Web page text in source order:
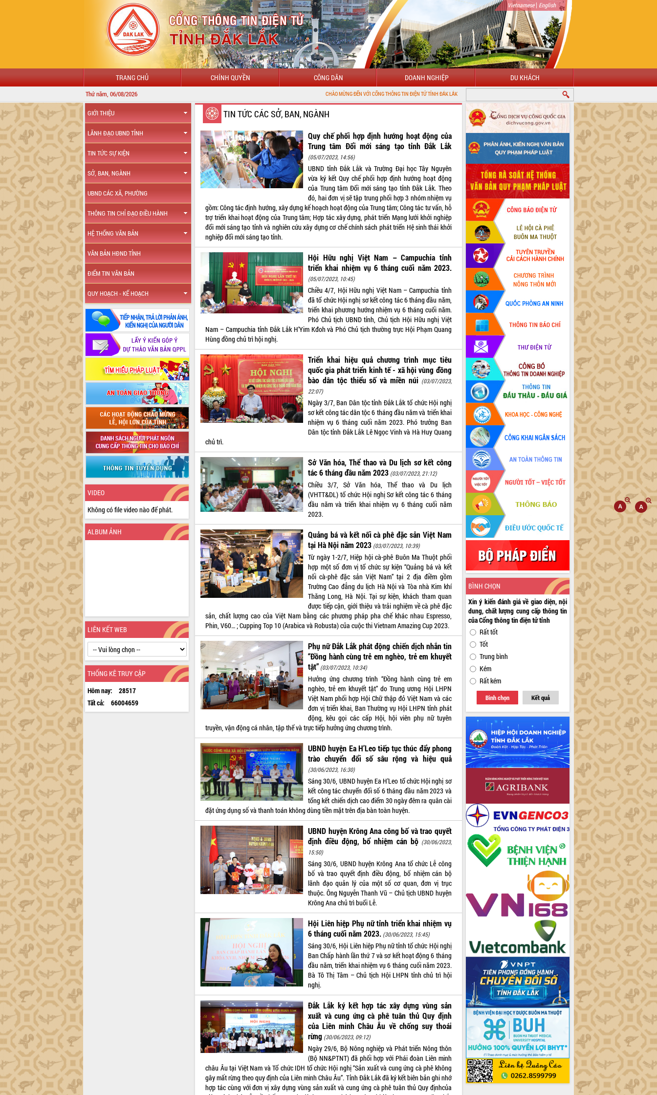
Vietnamese| English
TRANG CHỦ CHÍNH QUYỀN CÔNG DÂN DOANH NGHIỆP DU KHÁCH
Thứ năm, 06/08/2026 CHÀO MỪNG ĐẾN VỚI CỔNG THÔNG TIN ĐIỆN TỬ TỈNH ĐẮK LẮK
GIỚI THIỆU
LÃNH ĐẠO UBND TỈNH
TIN TỨC SỰ KIỆN
SỞ, BAN, NGÀNH
UBND CÁC XÃ, PHƯỜNG
THÔNG TIN CHỈ ĐẠO ĐIỀU HÀNH
HỆ THỐNG VĂN BẢN
VĂN BẢN HĐND TỈNH
ĐIỂM TIN VĂN BẢN
QUY HOẠCH - KẾ HOẠCH
VIDEO
Không có file video nào để phát.
ALBUM ẢNH
LIÊN KẾT WEB
THỐNG KÊ TRUY CẬP
Hôm nay:
28517
Tất cả:
66004659
TIN TỨC CÁC SỞ, BAN, NGÀNH
Quy chế phối hợp định hướng hoạt động của
Trung tâm Đổi mới sáng tạo tỉnh Đắk Lắk
(05/07/2023, 14:56)
UBND tỉnh Đắk Lắk và Trường Đại học Tây Nguyên
vừa ký kết Quy chế phối hợp định hướng hoạt động
của Trung tâm Đổi mới sáng tạo tỉnh Đắk Lắk. Theo
đó, hai đơn vị sẽ tập trung phối hợp 3 nhóm nhiệm vụ
gồm: Công tác định hướng, xây dựng kế hoạch hoạt động của Trung tâm; Công tác tư vấn, hỗ
trợ triển khai hoạt động của Trung tâm; Hợp tác xây dựng, phát triển Mạng lưới khởi nghiệp
đổi mới sáng tạo tỉnh và nghiên cứu xây dựng cơ chế chính sách phát triển Hệ sinh thái khởi
nghiệp đổi mới sáng tạo tỉnh.
Hội Hữu nghị Việt Nam – Campuchia tỉnh
triển khai nhiệm vụ 6 tháng cuối năm 2023.
(05/07/2023, 10:45)
Chiều 4/7, Hội Hữu nghị Việt Nam – Campuchia tỉnh
đã tổ chức Hội nghị sơ kết công tác 6 tháng đầu năm,
triển khai phương hướng nhiệm vụ 6 tháng cuối năm.
Phó Chủ tịch UBND tỉnh, Chủ tịch Hội Hữu nghị Việt
Nam – Campuchia tỉnh Đắk Lắk H’Yim Kđoh và Phó Chủ tịch thường trực Hội Phạm Quang
Hùng đồng chủ trì hội nghị.
Triển khai hiệu quả chương trình mục tiêu
quốc gia phát triển kinh tế - xã hội vùng đồng
bào dân tộc thiểu số và miền núi (03/07/2023,
22:07)
Ngày 3/7, Ban Dân tộc tỉnh Đắk Lắk tổ chức Hội nghị
sơ kết công tác dân tộc 6 tháng đầu năm và triển khai
nhiệm vụ 6 tháng cuối năm 2023. Phó trưởng Ban
Dân tộc tỉnh Đắk Lắk Lê Ngọc Vinh và Hà Huy Quang
chủ trì.
Sở Văn hóa, Thể thao và Du lịch sơ kết công
tác 6 tháng đầu năm 2023 (03/07/2023, 21:12)
Chiều 3/7, Sở Văn hóa, Thể thao và Du lịch
(VHTT&DL) tổ chức Hội nghị Sơ kết công tác 6 tháng
đầu năm và triển khai nhiệm vụ 6 tháng cuối năm
2023.
Quảng bá và kết nối cà phê đặc sản Việt Nam
tại Hà Nội năm 2023 (03/07/2023, 10:39)
Từ ngày 1-2/7, Hiệp hội cà-phê Buôn Ma Thuột phối
hợp một số đơn vị tổ chức sự kiện “Quảng bá và kết
nối cà-phê đặc sản Việt Nam” tại 2 địa điềm gồm
Trường Cao đẳng du lịch Hà Nội và Tòa nhà Kim khí
Thăng Long, Hà Nội. Tại sự kiện, khách tham quan
được tiếp cận, giới thiệu và trải nghiệm về cà phê đặc
sản, chất lượng cao của Việt Nam bằng các phương pháp pha chế khác nhau Espresso,
Phin, V60… ; Cupping Top 10 (Arabica và Robusta) của cuộc thi Vietnam Amazing Cup 2023.
Phụ nữ Đắk Lắk phát động chiến dịch nhắn tin
“Đồng hành cùng trẻ em nghèo, trẻ em khuyết
tật” (03/07/2023, 10:34)
Hưởng ứng chương trình “Đồng hành cùng trẻ em
nghèo, trẻ em khuyết tật” do Trung ương Hội LHPN
Việt Nam phối hợp Hội Chữ thập đỏ Việt Nam và các
đơn vị triển khai, Ban Thường vụ Hội LHPN tỉnh phát
động, kêu gọi các cấp Hội, hội viên phụ nữ tuyên
truyền, vận động cá nhân, tập thể và trực tiếp hưởng ứng chương trình.
UBND huyện Ea H’Leo tiếp tục thúc đẩy phong
trào chuyển đổi số sâu rộng và hiệu quả
(30/06/2023, 16:30)
Sáng 30/6, UBND huyện Ea H’Leo tổ chức Hội nghị sơ
kết công tác chuyển đổi số 6 tháng đầu năm 2023 và
tổng kết chiến dịch cao điểm 30 ngày đêm ra quân cài
đặt ứng dụng số và thanh toán không dùng tiền mặt trên địa bàn toàn huyện.
UBND huyện Krông Ana công bố và trao quyết
định điều động, bổ nhiệm cán bộ (30/06/2023,
15:50)
Sáng 30/6, UBND huyện Krông Ana tổ chức Lễ công
bố và trao quyết định điều động, bổ nhiệm cán bộ
lãnh đạo quản lý của một số cơ quan, đơn vị trục
thuộc. Ông Nguyễn Thanh Vũ – Chủ tịch UBND huyện
Krông Ana chủ trì buổi Lễ.
Hội Liên hiệp Phụ nữ tỉnh triển khai nhiệm vụ
6 tháng cuối năm 2023. (30/06/2023, 15:45)
Sáng 30/6, Hội Liên hiệp Phụ nữ tỉnh tổ chức Hội nghị
Ban Chấp hành lần thứ 7 và sơ kết hoạt động 6 tháng
đầu năm, triển khai nhiệm vụ 6 tháng cuối năm 2023.
Bà Tô Thị Tâm – Chủ tịch Hội LHPN tỉnh chủ trì hội
nghị.
Đắk Lắk ký kết hợp tác xây dựng vùng sản
xuất và cung ứng cà phê tuân thủ Quy định
của Liên minh Châu Âu về chống suy thoái
rừng (30/06/2023, 09:12)
Ngày 29/6, Bộ Nông nghiệp và Phát triển Nông thôn
(Bộ NN&PTNT) đã phối hợp với Phái đoàn Liên minh
châu Âu tại Việt Nam và Tổ chức IDH tổ chức Hội nghị “Sản xuất và cung ứng cà phê không
gây mất rừng theo quy định của Liên minh Châu Âu”. Tỉnh Đắk Lắk đã ký kết biên bản ghi nhớ
hợp tác cùng với đơn vị xây dựng vùng sản xuất và cung ứng cà phê tuân thủ Quy địnhcủa
BÌNH CHỌN
Xin ý kiến đánh giá về giao diện, nội
dung, chất lượng cung cấp thông tin
của Cổng thông tin điện tử tỉnh
Rất tốt
Tốt
Trung bình
Kém
Rất kém
Bình chọn Kết quả